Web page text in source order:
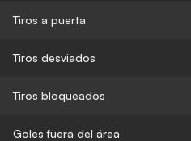
Tiros a puerta
Tiros desviados
Tiros bloqueados
Goles fuera del área